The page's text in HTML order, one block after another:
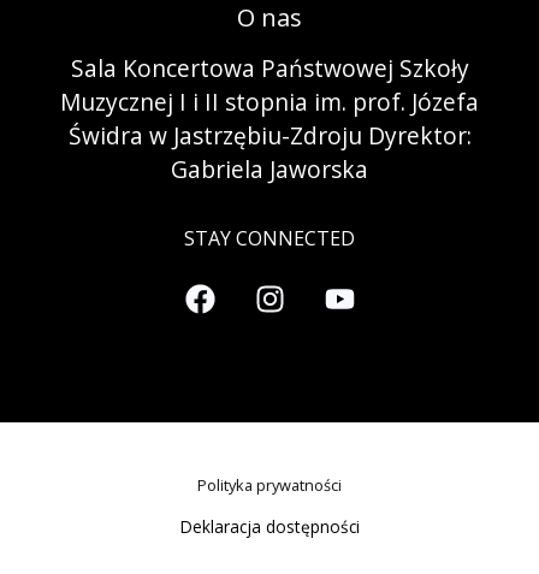
O nas
Sala Koncertowa Państwowej Szkoły
Muzycznej I i II stopnia im. prof. Józefa
Świdra w Jastrzębiu-Zdroju Dyrektor:
Gabriela Jaworska
STAY CONNECTED
Polityka prywatności
Deklaracja dostępności